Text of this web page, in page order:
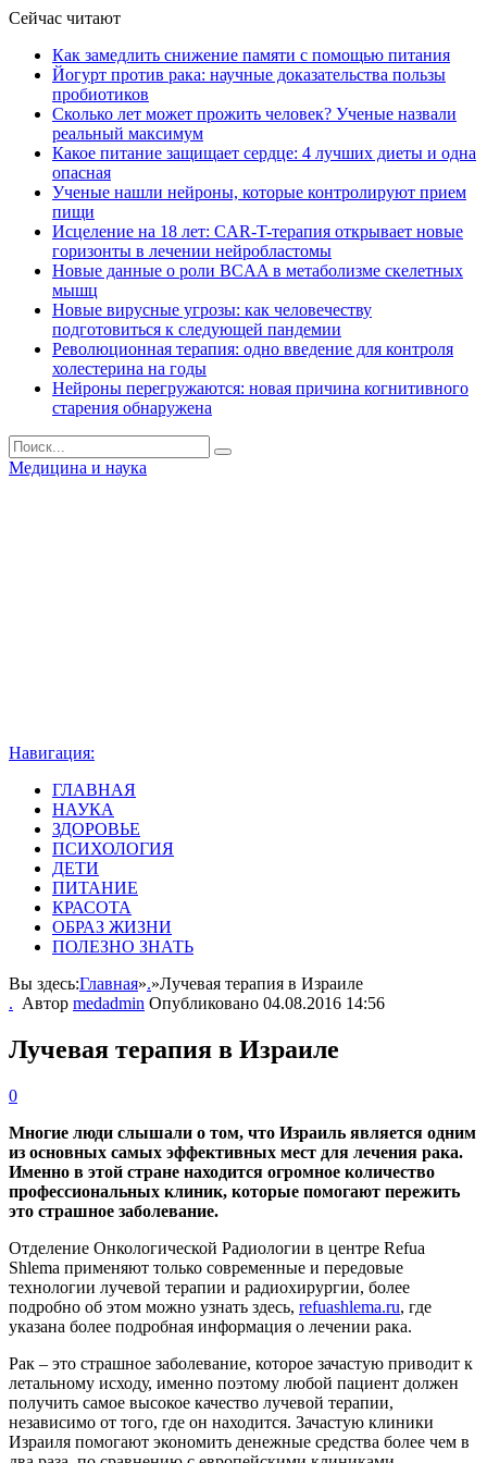
Сейчас читают
Как замедлить снижение памяти с помощью питания
Йогурт против рака: научные доказательства пользы
пробиотиков
Сколько лет может прожить человек? Ученые назвали
реальный максимум
Какое питание защищает сердце: 4 лучших диеты и одна
опасная
Ученые нашли нейроны, которые контролируют прием
пищи
Исцеление на 18 лет: CAR-T-терапия открывает новые
горизонты в лечении нейробластомы
Новые данные о роли BCAA в метаболизме скелетных
мышц
Новые вирусные угрозы: как человечеству
подготовиться к следующей пандемии
Революционная терапия: одно введение для контроля
холестерина на годы
Нейроны перегружаются: новая причина когнитивного
старения обнаружена
Медицина и наука
Навигация:
ГЛАВНАЯ
НАУКА
ЗДОРОВЬЕ
ПСИХОЛОГИЯ
ДЕТИ
ПИТАНИЕ
КРАСОТА
ОБРАЗ ЖИЗНИ
ПОЛЕЗНО ЗНАТЬ
Вы здесь:Главная».»Лучевая терапия в Израиле
. Автор medadmin Опубликовано 04.08.2016 14:56
Лучевая терапия в Израиле
0
Многие люди слышали о том, что Израиль является одним
из основных самых эффективных мест для лечения рака.
Именно в этой стране находится огромное количество
профессиональных клиник, которые помогают пережить
это страшное заболевание.
Отделение Онкологической Радиологии в центре Refua
Shlema применяют только современные и передовые
технологии лучевой терапии и радиохирургии, более
подробно об этом можно узнать здесь, refuashlema.ru, где
указана более подробная информация о лечении рака.
Рак – это страшное заболевание, которое зачастую приводит к
летальному исходу, именно поэтому любой пациент должен
получить самое высокое качество лучевой терапии,
независимо от того, где он находится. Зачастую клиники
Израиля помогают экономить денежные средства более чем в